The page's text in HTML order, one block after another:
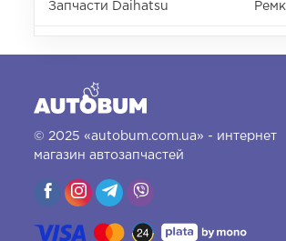
Запчасти Daihatsu
© 2025 «autobum.com.ua» - интернет
магазин автозапчастей